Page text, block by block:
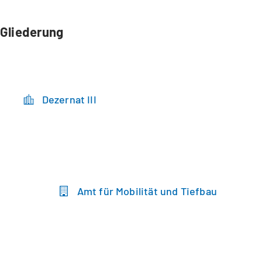
Gliederung
Dezernat III
Amt für Mobilität und Tiefbau